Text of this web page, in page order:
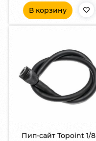
В корзину
Пип-сайт Topoint 1/8